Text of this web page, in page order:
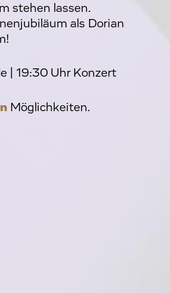
stehen lassen.
als Dorian
| 19:30 Uhr Konzert
Möglichkeiten.